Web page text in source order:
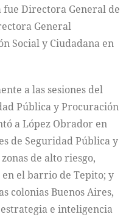
fue Directora General de
General
Social y Ciudadana en
a las sesiones del
Pública y Procuración
a López Obrador en
de Seguridad Pública y
de alto riesgo,
en el barrio de Tepito; y
colonias Buenos Aires,
e inteligencia